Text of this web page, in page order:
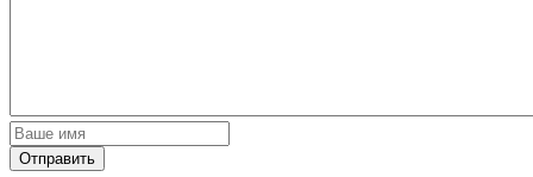
Отправить